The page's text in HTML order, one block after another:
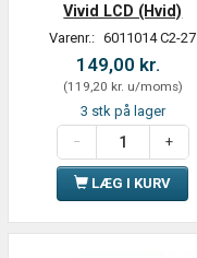
Vivid LCD (Hvid)
Varenr.: 6011014 C2-27
149,00 kr.
(119,20 kr. u/moms)
3 stk på lager
LÆG I KURV